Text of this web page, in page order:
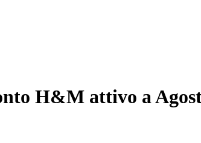
H&M attivo a